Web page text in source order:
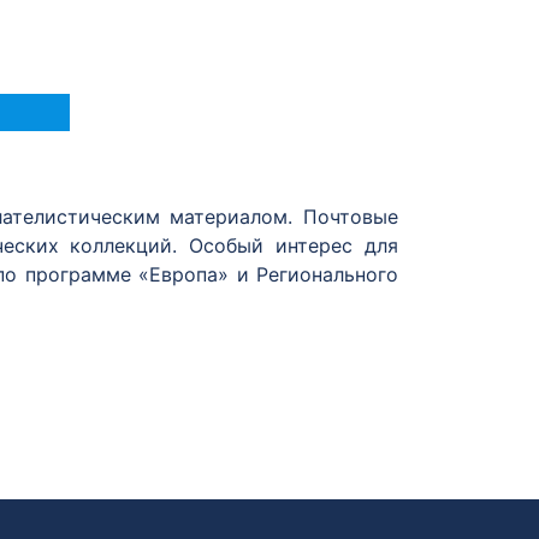
материалом. Почтовые
коллекций. Особый интерес для
программе «Европа» и Регионального
и более. Марки в совместном
могут отличаться. Марки в рамках